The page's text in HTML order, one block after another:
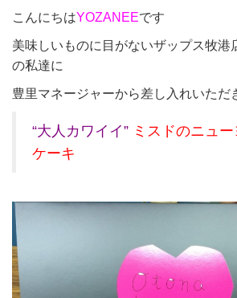
こんにちはYOZANEEです
美味しいものに目がないザップス牧港
の私達に
豊里マネージャーから差し入れいただ
“大人カワイイ” ミスドのニュ
ケーキ